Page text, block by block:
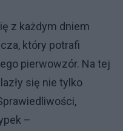
z każdym dniem
który potrafi
pierwowzór. Na tej
się nie tylko
–